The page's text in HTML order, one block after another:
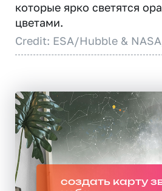
которые ярко светятся
цветами.
Credit: ESA/Hubble &
создать карту